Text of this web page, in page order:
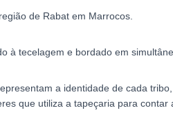
de Rabat em Marrocos.
à tecelagem e bordado em
a identidade de cada
que utiliza a tapeçaria para contar